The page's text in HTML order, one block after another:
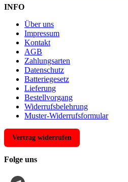
INFO
Über uns
Impressum
Kontakt
AGB
Zahlungsarten
Datenschutz
Batteriegesetz
Lieferung
Bestellvorgang
Widerrufsbelehrung
Muster-Widerrufsformular
Vertrag widerrufen
Folge uns